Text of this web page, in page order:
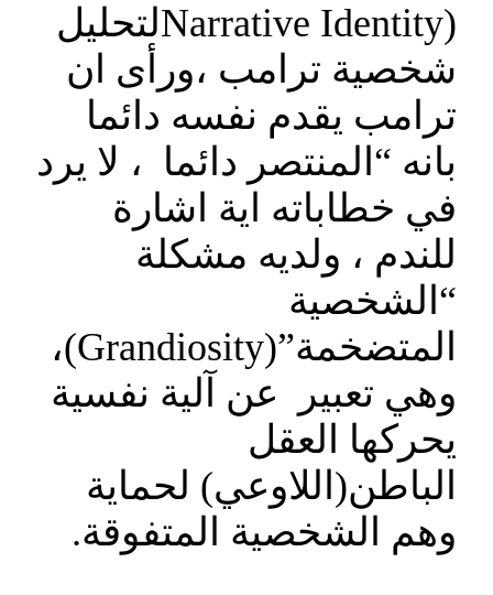
(Narrative Identityلتحليل
شخصية ترامب ،ورأى ان
ترامب يقدم نفسه دائما
بانه “المنتصر دائما ، لا يرد
في خطاباته اية اشارة
للندم ، ولديه مشكلة
“الشخصية
المتضخمة”(Grandiosity)،
وهي تعبير عن آلية نفسية
يحركها العقل
الباطن(اللاوعي) لحماية
وهم الشخصية المتفوقة.